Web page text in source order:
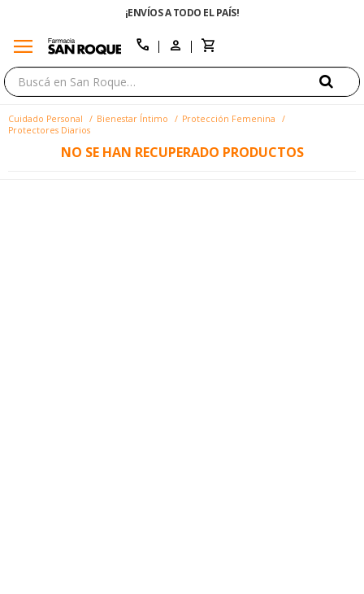
¡ENVÍOS A TODO EL PAÍS!
menu call
Cuidado Personal Bienestar Íntimo
Protección Femenina
Protectores Diarios
NO SE HAN RECUPERADO PRODUCTOS
close